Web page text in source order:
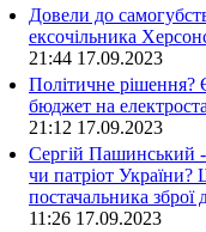
Довели до
ексочільника
21:44 17.09.2023
Політичне рішення?
бюджет на
21:12 17.09.2023
Сергій Пашинський
чи патріот
постачальника
11:26 17.09.2023